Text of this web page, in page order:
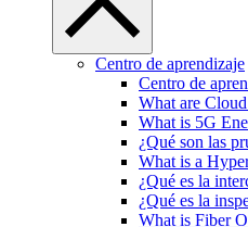
Centro de aprendizaje
Centro de
What are
What is 5G
¿Qué son las
What is a
¿Qué es la
¿Qué es la
What is Fiber